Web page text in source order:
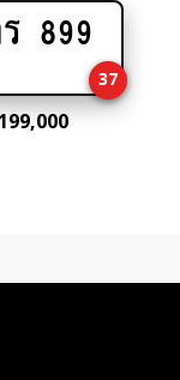
Add
cart
899
37